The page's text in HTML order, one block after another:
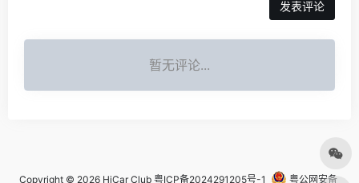
发表评论
暂无评论...
Copyright © 2026 HiCar Club 粤ICP备2024291205号-1 粤公网安备